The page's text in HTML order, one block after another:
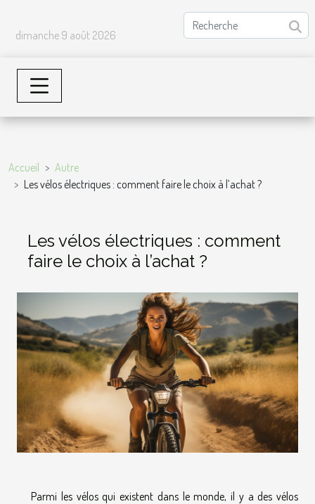
dimanche 9 août 2026
Accueil
Autre
Les vélos électriques : comment faire le choix à l’achat ?
Les vélos électriques : comment
faire le choix à l’achat ?
Parmi les vélos qui existent dans le monde, il y a des vélos